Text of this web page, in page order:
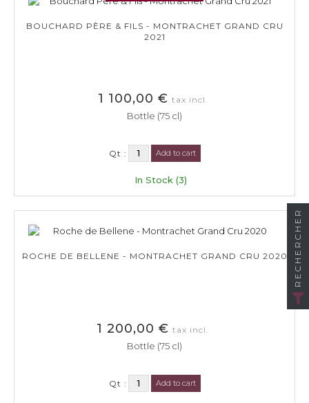
BOUCHARD PÈRE & FILS - MONTRACHET GRAND CRU
2021
1 100,00 € tax incl.
Bottle (75 cl)
Qt : Add to cart
In Stock (3)
ROCHE DE BELLENE - MONTRACHET GRAND CRU 2020
1 200,00 € tax incl.
Bottle (75 cl)
Qt : Add to cart
RECHERCHER